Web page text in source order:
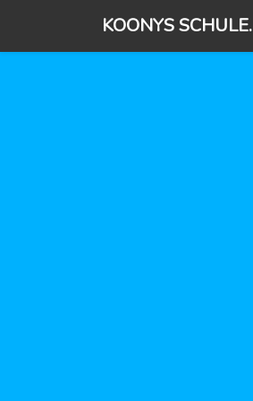
KOONYS SCHULE.